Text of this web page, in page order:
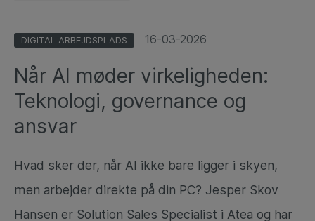
DIGITAL ARBEJDSPLADS 16-03-2026
Når AI møder virkeligheden:
Teknologi, governance og
ansvar
Hvad sker der, når AI ikke bare ligger i skyen,
men arbejder direkte på din PC? Jesper Skov
Hansen er Solution Sales Specialist i Atea og har